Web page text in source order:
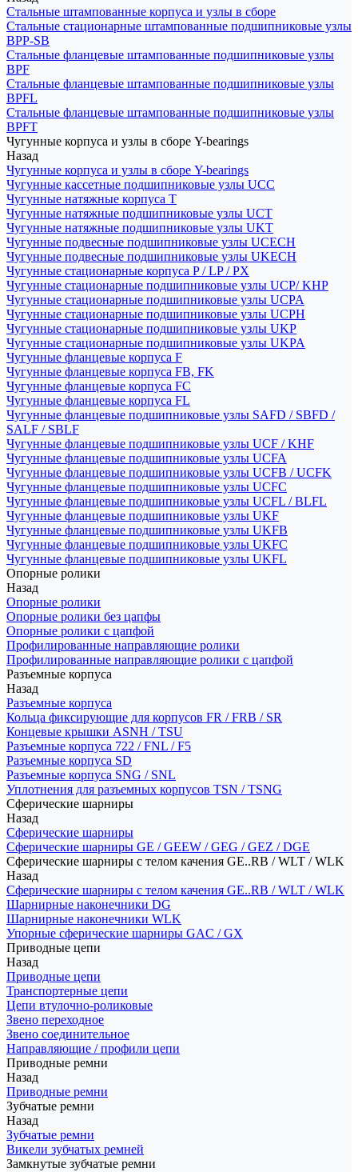
Стальные штампованные корпуса и узлы в сборе
Стальные стационарные штампованные подшипниковые узлы
BPP-SB
Стальные фланцевые штампованные подшипниковые узлы
BPF
Стальные фланцевые штампованные подшипниковые узлы
BPFL
Стальные фланцевые штампованные подшипниковые узлы
BPFT
Чугунные корпуса и узлы в сборе Y-bearings
Назад
Чугунные корпуса и узлы в сборе Y-bearings
Чугунные кассетные подшипниковые узлы UCC
Чугунные натяжные корпуса T
Чугунные натяжные подшипниковые узлы UCT
Чугунные натяжные подшипниковые узлы UKT
Чугунные подвесные подшипниковые узлы UCECH
Чугунные подвесные подшипниковые узлы UKECH
Чугунные стационарные корпуса P / LP / PX
Чугунные стационарные подшипниковые узлы UCP/ KHP
Чугунные стационарные подшипниковые узлы UCPA
Чугунные стационарные подшипниковые узлы UCPH
Чугунные стационарные подшипниковые узлы UKP
Чугунные стационарные подшипниковые узлы UKPA
Чугунные фланцевые корпуса F
Чугунные фланцевые корпуса FB, FK
Чугунные фланцевые корпуса FC
Чугунные фланцевые корпуса FL
Чугунные фланцевые подшипниковые узлы SAFD / SBFD /
SALF / SBLF
Чугунные фланцевые подшипниковые узлы UCF / KHF
Чугунные фланцевые подшипниковые узлы UCFA
Чугунные фланцевые подшипниковые узлы UCFB / UCFK
Чугунные фланцевые подшипниковые узлы UCFC
Чугунные фланцевые подшипниковые узлы UCFL / BLFL
Чугунные фланцевые подшипниковые узлы UKF
Чугунные фланцевые подшипниковые узлы UKFB
Чугунные фланцевые подшипниковые узлы UKFC
Чугунные фланцевые подшипниковые узлы UKFL
Опорные ролики
Назад
Опорные ролики
Опорные ролики без цапфы
Опорные ролики с цапфой
Профилированные направляющие ролики
Профилированные направляющие ролики с цапфой
Разъемные корпуса
Назад
Разъемные корпуса
Кольца фиксирующие для корпусов FR / FRB / SR
Концевые крышки ASNH / TSU
Разъемные корпуса 722 / FNL / F5
Разъемные корпуса SD
Разъемные корпуса SNG / SNL
Уплотнения для разъемных корпусов TSN / TSNG
Сферические шарниры
Назад
Сферические шарниры
Сферические шарниры GE / GEEW / GEG / GEZ / DGE
Сферические шарниры с телом качения GE..RB / WLT / WLK
Назад
Сферические шарниры с телом качения GE..RB / WLT / WLK
Шарнирные наконечники DG
Шарнирные наконечники WLK
Упорные сферические шарниры GAC / GX
Приводные цепи
Назад
Приводные цепи
Транспортерные цепи
Цепи втулочно-роликовые
Звено переходное
Звено соединительное
Направляющие / профили цепи
Приводные ремни
Назад
Приводные ремни
Зубчатые ремни
Назад
Зубчатые ремни
Викели зубчатых ремней
Замкнутые зубчатые ремни